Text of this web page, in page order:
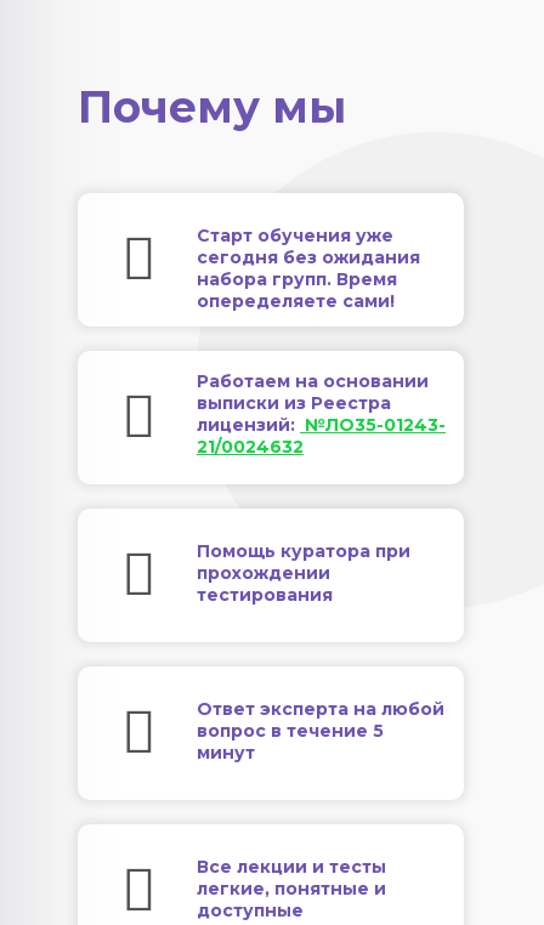
Почему мы
Старт обучения уже
сегодня без ожидания
набора групп. Время
опеределяете сами!
Работаем на основании
выписки из Реестра
лицензий: №ЛО35-01243-
21/0024632
Помощь куратора при
прохождении
тестирования
Ответ эксперта на любой
вопрос в течение 5
минут
Все лекции и тесты
легкие, понятные и
доступные